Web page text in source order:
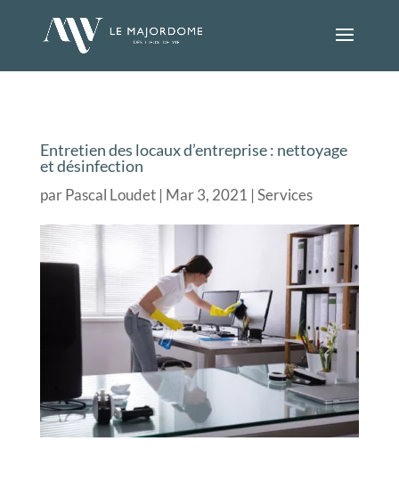
Entretien des locaux d’entreprise : nettoyage
et désinfection
parPascal Loudet Mar 3, 2021 Services